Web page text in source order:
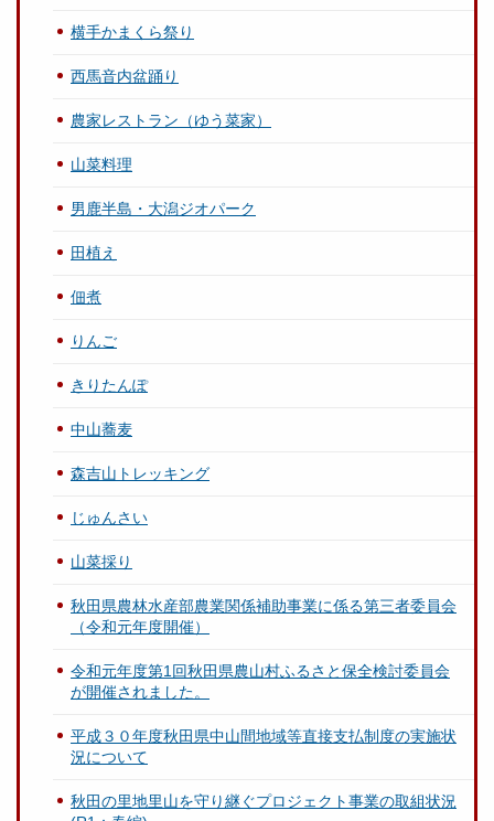
横手かまくら祭り
西馬音内盆踊り
農家レストラン（ゆう菜家）
山菜料理
男鹿半島・大潟ジオパーク
田植え
佃煮
りんご
きりたんぽ
中山蕎麦
森吉山トレッキング
じゅんさい
山菜採り
秋田県農林水産部農業関係補助事業に係る第三者委員会
（令和元年度開催）
令和元年度第1回秋田県農山村ふるさと保全検討委員会
が開催されました。
平成３０年度秋田県中山間地域等直接支払制度の実施状
況について
秋田の里地里山を守り継ぐプロジェクト事業の取組状況